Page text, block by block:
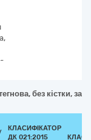
без кістки,
КЛАСИФІКАТОР
ДК 021:2015